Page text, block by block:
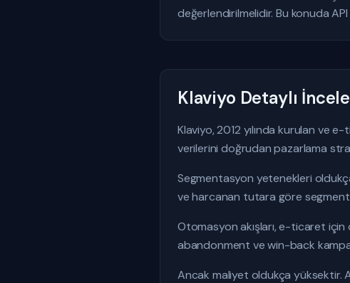
değerlendirilmelidir. Bu konuda
Klaviyo Detaylı
Klaviyo, 2012 yılında kurulan ve
verilerini doğrudan pazarlama
Segmentasyon yetenekleri
ve harcanan tutara göre
Otomasyon akışları, e-ticaret
abandonment ve win-back
Ancak maliyet oldukça yüksektir.